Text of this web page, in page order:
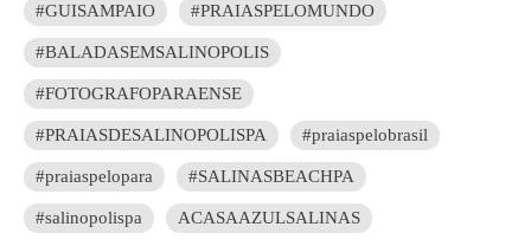
#GUISAMPAIO #PRAIASPELOMUNDO
#BALADASEMSALINOPOLIS
#FOTOGRAFOPARAENSE
#PRAIASDESALINOPOLISPA #praiaspelobrasil
#praiaspelopara #SALINASBEACHPA
#salinopolispa ACASAAZULSALINAS